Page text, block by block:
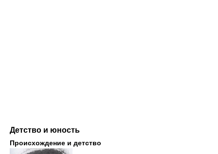
Детство и юность
Происхождение и детство